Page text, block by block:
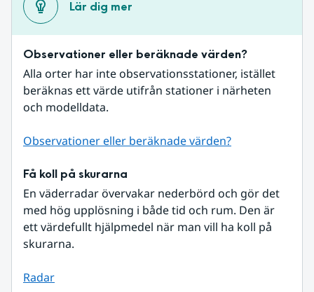
Lär dig mer
Observationer eller beräknade värden?
Alla orter har inte observationsstationer, istället
beräknas ett värde utifrån stationer i närheten
och modelldata.
Observationer eller beräknade värden?
Få koll på skurarna
En väderradar övervakar nederbörd och gör det
med hög upplösning i både tid och rum. Den är
ett värdefullt hjälpmedel när man vill ha koll på
skurarna.
Radar